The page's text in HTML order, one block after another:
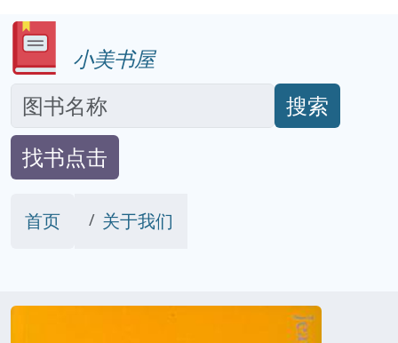
小美书屋
搜索
找书点击
首页 关于我们